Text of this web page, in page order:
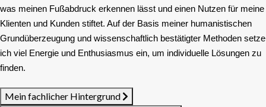
was meinen Fußabdruck erkennen lässt und einen Nutzen für meine
Klienten und Kunden stiftet. Auf der Basis meiner humanistischen
Grundüberzeugung und wissenschaftlich bestätigter Methoden setze
ich viel Energie und Enthusiasmus ein, um individuelle Lösungen zu
finden.
Mein fachlicher Hintergrund